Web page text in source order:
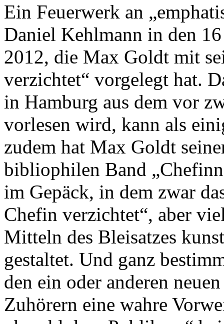
Ein Feuerwerk an
Daniel Kehlmann in den
2012, die Max Goldt mit
verzichtet“ vorgelegt hat.
in Hamburg aus dem vor
vorlesen wird, kann als
zudem hat Max Goldt
bibliophilen Band
im Gepäck, in dem zwar
Chefin verzichtet“, aber
Mitteln des Bleisatzes
gestaltet. Und ganz
den ein oder anderen
Zuhörern eine wahre